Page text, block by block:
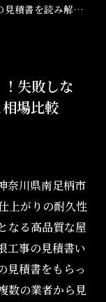
失敗しないためのチェックポイントと相場比較
失敗しな
場比較
奈川県南足柄市
上がりの耐久性
なる高品質な屋
工事の見積書い
見積書をもらっ
数の業者から見